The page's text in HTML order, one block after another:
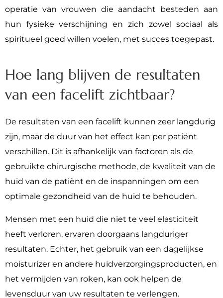
operatie van vrouwen die aandacht besteden aan
hun fysieke verschijning en zich zowel sociaal als
spiritueel goed willen voelen, met succes toegepast.
Hoe lang blijven de resultaten
van een facelift zichtbaar?
De resultaten van een facelift kunnen zeer langdurig
zijn, maar de duur van het effect kan per patiënt
verschillen. Dit is afhankelijk van factoren als de
gebruikte chirurgische methode, de kwaliteit van de
huid van de patiënt en de inspanningen om een
optimale gezondheid van de huid te behouden.
Mensen met een huid die niet te veel elasticiteit
heeft verloren, ervaren doorgaans langduriger
resultaten. Echter, het gebruik van een dagelijkse
moisturizer en andere huidverzorgingsproducten, en
het vermijden van roken, kan ook helpen de
levensduur van uw resultaten te verlengen.